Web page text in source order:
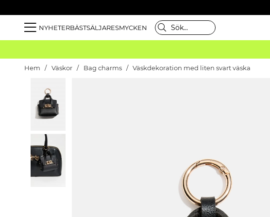
NYHETERBÄSTSÄLJARESMYCKEN
Hem Väskor Bag charms Väskdekoration med liten svart väska